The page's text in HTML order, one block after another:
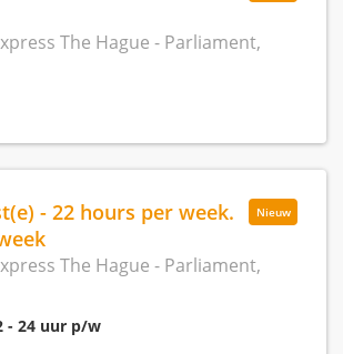
The Hague - Parliament,
Nieuw
- 22 hours per week.
The Hague - Parliament,
- 24 uur p/w